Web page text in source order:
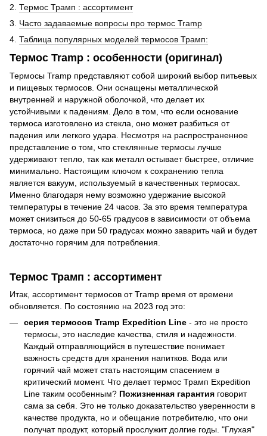
2. Термос Трамп : ассортимент
3. Часто задаваемые вопросы про термос Tramp
4. Таблица популярных моделей термосов Трамп:
Термос Tramp : особенности (оригинал)
Термосы Tramp представляют собой широкий выбор питьевых
и пищевых термосов. Они оснащены металлической
внутренней и наружной оболочкой, что делает их
устойчивыми к падениям. Дело в том, что если основание
термоса изготовлено из стекла, оно может разбиться от
падения или легкого удара. Несмотря на распространенное
представление о том, что стеклянные термосы лучше
удерживают тепло, так как металл остывает быстрее, отличие
минимально. Настоящим ключом к сохранению тепла
является вакуум, используемый в качественных термосах.
Именно благодаря нему возможно удержание высокой
температуры в течение 24 часов. За это время температура
может снизиться до 50-65 градусов в зависимости от объема
термоса, но даже при 50 градусах можно заварить чай и будет
достаточно горячим для потребления.
Термос Трамп : ассортимент
Итак, ассортимент термосов от Tramp время от времени
обновляется. По состоянию на 2023 год это:
серия термосов Tramp Expedition Line - это не просто
термосы, это наследие качества, стиля и надежности.
Каждый отправляющийся в путешествие понимает
важность средств для хранения напитков. Вода или
горячий чай может стать настоящим спасением в
критический момент. Что делает термос Трамп Expedition
Line таким особенным? Пожизненная гарантия говорит
сама за себя. Это не только доказательство уверенности в
качестве продукта, но и обещание потребителю, что они
получат продукт, который прослужит долгие годы. "Глухая"